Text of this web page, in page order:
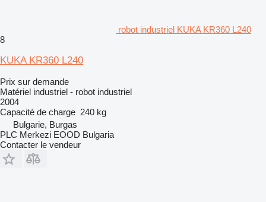
robot industriel KUKA KR360 L240
8
KUKA KR360 L240
Prix sur demande
Matériel industriel - robot industriel
2004
Capacité de charge 240 kg
Bulgarie, Burgas
PLC Merkezi EOOD Bulgaria
Contacter le vendeur